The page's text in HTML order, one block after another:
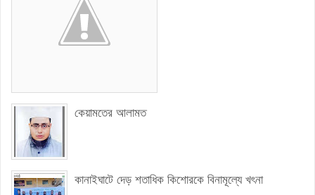
কেয়ামতের আলামত
কানাইঘাটে দেড় শতাধিক কিশোরকে বিনামূল্যে খৎনা